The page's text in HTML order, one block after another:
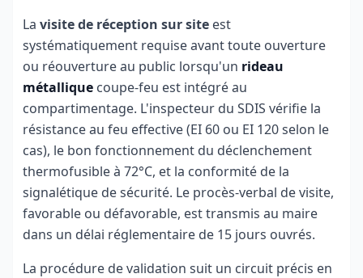
La visite de réception sur site est
systématiquement requise avant toute ouverture
ou réouverture au public lorsqu'un rideau
métallique coupe-feu est intégré au
compartimentage. L'inspecteur du SDIS vérifie la
résistance au feu effective (EI 60 ou EI 120 selon le
cas), le bon fonctionnement du déclenchement
thermofusible à 72°C, et la conformité de la
signalétique de sécurité. Le procès-verbal de visite,
favorable ou défavorable, est transmis au maire
dans un délai réglementaire de 15 jours ouvrés.
La procédure de validation suit un circuit précis en